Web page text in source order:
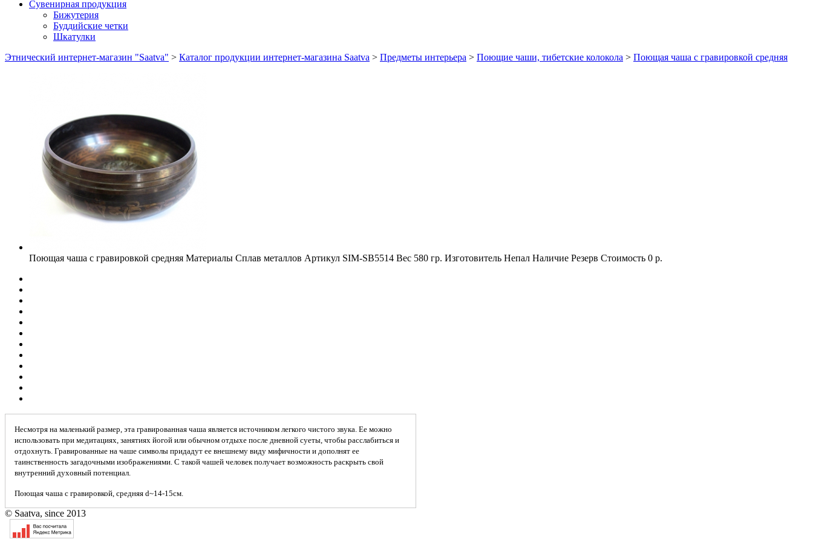
Сувенирная продукция
Бижутерия
Буддийские четки
Шкатулки
Этнический интернет-магазин "Saatva" > Каталог продукции интернет-магазина Saatva > Предметы интерьера > Поющие чаши, тибетские колокола > Поющая чаша с гравировкой средняя
Поющая чаша с гравировкой средняя Материалы Сплав металлов Артикул SIM-SB5514 Вес 580 гр. Изготовитель Непал Наличие Резерв Стоимость 0 р.
Несмотря на маленький размер, эта гравированная чаша является источником легкого чистого звука. Ее можно
использовать при медитациях, занятиях йогой или обычном отдыхе после дневной суеты, чтобы расслабиться и
отдохнуть. Гравированные на чаше символы придадут ее внешнему виду мифичности и дополнят ее
таинственность загадочными изображениями. С такой чашей человек получает возможность раскрыть свой
внутренний духовный потенциал.
Поющая чаша с гравировкой, средняя d~14-15см.
© Saatva, since 2013